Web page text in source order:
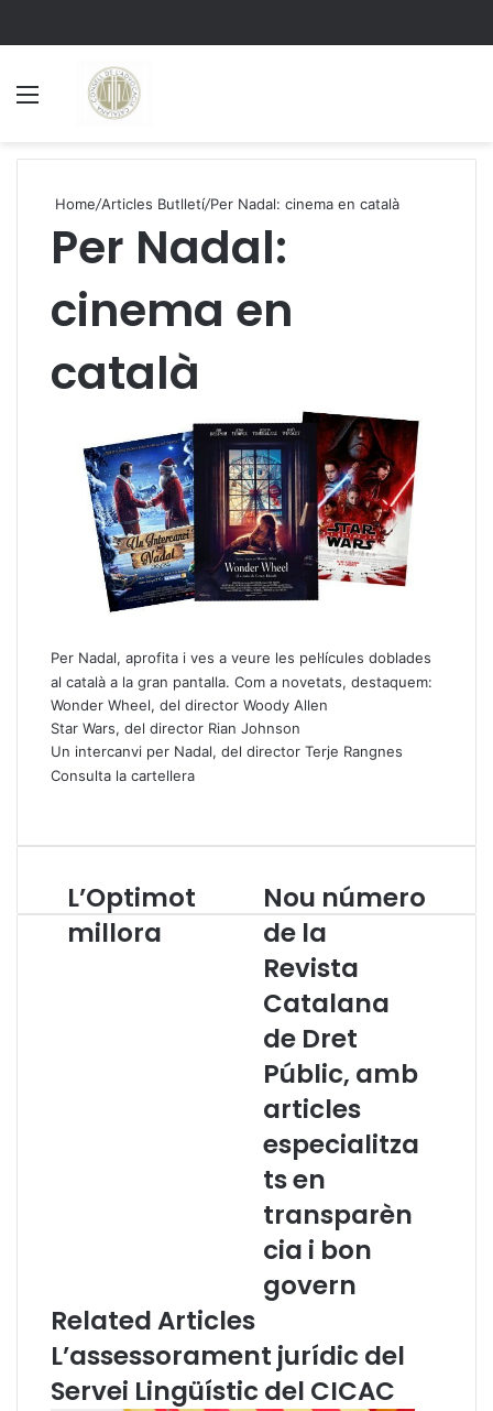
Home/Articles Butlletí/Per Nadal: cinema en català
Per Nadal:
cinema en
català
Per Nadal, aprofita i ves a veure les pel·lícules doblades
al català a la gran pantalla. Com a novetats, destaquem:
Wonder Wheel, del director Woody Allen
Star Wars, del director Rian Johnson
Un intercanvi per Nadal, del director Terje Rangnes
Consulta la cartellera
L
’
O
L’Optimot
millora
N
o
u
n
m
e
r
o
d
e
l
a
R
e
i
s
C
t
Nou número
de la
Revista
Catalana
de Dret
Públic, amb
articles
especialitza
ts en
transparèn
cia i bon
govern
Related Articles
L’assessorament jurídic del
Servei Lingüístic del CICAC